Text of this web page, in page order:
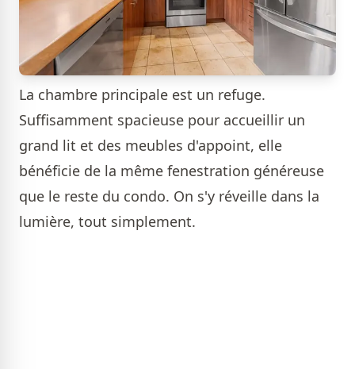
La chambre principale est un refuge.
Suffisamment spacieuse pour accueillir un
grand lit et des meubles d'appoint, elle
bénéficie de la même fenestration généreuse
que le reste du condo. On s'y réveille dans la
lumière, tout simplement.